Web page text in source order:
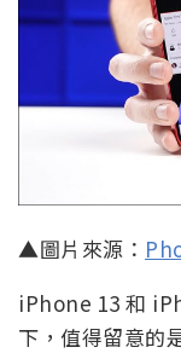
▲圖片來源：
iPhone 13 和
下，值得留意的